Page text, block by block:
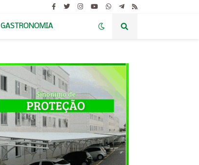
GASTRONOMIA